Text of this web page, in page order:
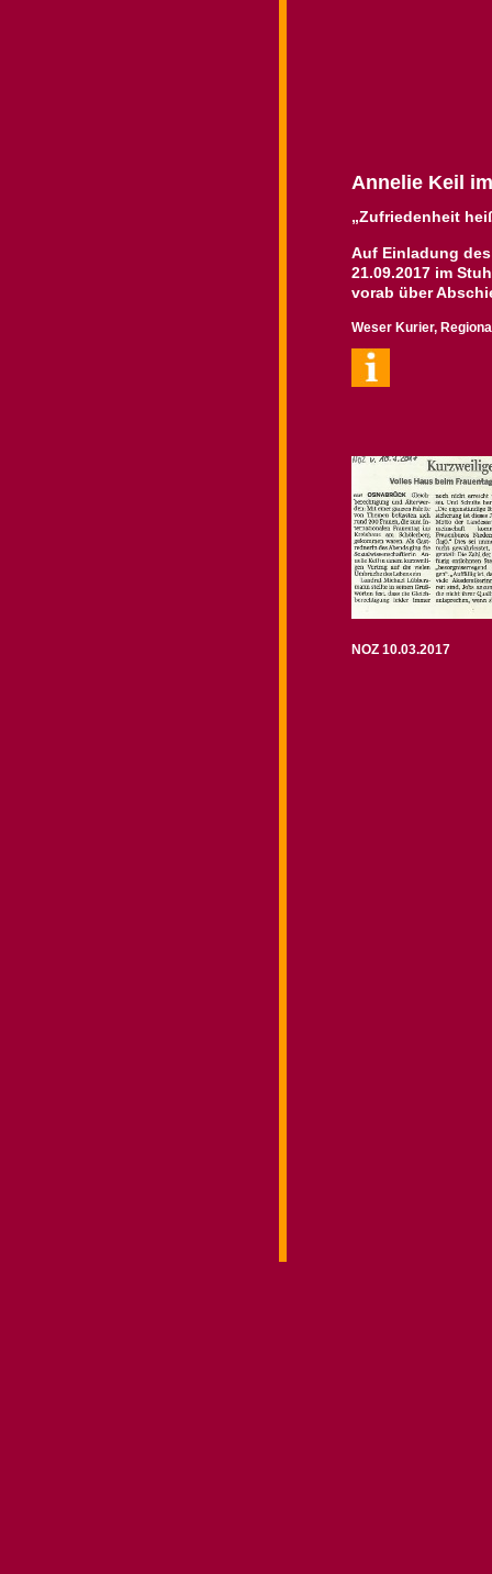
Annelie Keil
„Zufriedenheit
Auf Einladung
21.09.2017 im
vorab über
Weser Kurier,
NOZ 10.03.2017